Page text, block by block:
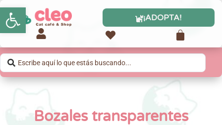
Abrir barra de herramientas ¡ADOPTA!
Bozales transparentes